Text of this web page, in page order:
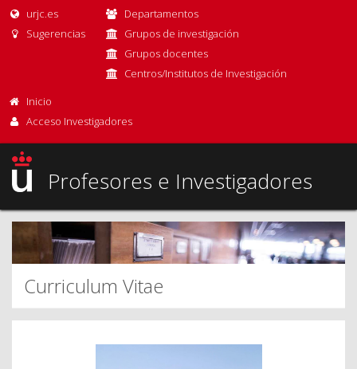
urjc.es
Sugerencias
Departamentos
Grupos de investigación
Grupos docentes
Centros/Institutos de Investigación
Inicio
Acceso Investigadores
Profesores e Investigadores
Curriculum Vitae